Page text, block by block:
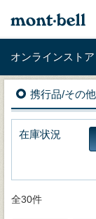
オンラインストア
携行品/その他
在庫状況
全30件